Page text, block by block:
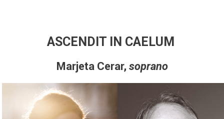
ASCENDIT IN CAELUM
Marjeta Cerar, soprano
Sena Choi,
flûte à bec
Vanessa Monteventi,
violon baroque